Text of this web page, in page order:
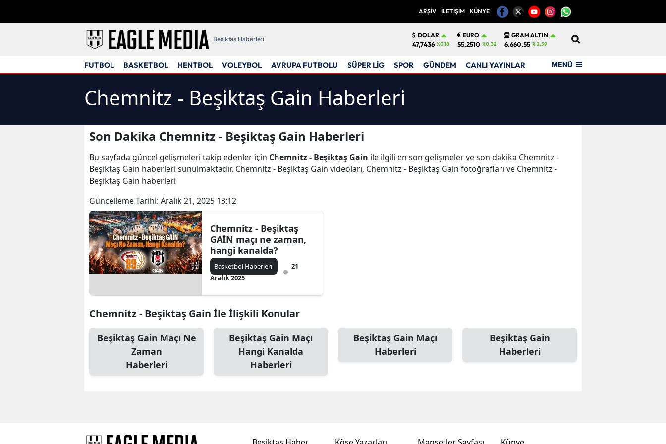
ARŞİV İLETİŞİM KÜNYE
Beşiktaş Haberleri
DOLAR
47,7436 %0.18
EURO
55,2510 %0.32
GRAM ALTIN
6.660,55 % 2,59
FUTBOL BASKETBOL HENTBOL VOLEYBOL AVRUPA FUTBOLU SÜPER LİG SPOR GÜNDEM CANLI YAYINLAR MENÜ
Chemnitz - Beşiktaş Gain Haberleri
Son Dakika Chemnitz - Beşiktaş Gain Haberleri
Bu sayfada güncel gelişmeleri takip edenler için Chemnitz - Beşiktaş Gain ile ilgili en son gelişmeler ve son dakika Chemnitz -
Beşiktaş Gain haberleri sunulmaktadır. Chemnitz - Beşiktaş Gain videoları, Chemnitz - Beşiktaş Gain fotoğrafları ve Chemnitz -
Beşiktaş Gain haberleri
Güncelleme Tarihi: Aralık 21, 2025 13:12
Chemnitz - Beşiktaş
GAİN maçı ne zaman,
hangi kanalda?
Basketbol Haberleri
21
Aralık 2025
Chemnitz - Beşiktaş Gain İle İlişkili Konular
Beşiktaş Gain Maçı Ne
Zaman
Haberleri
Beşiktaş Gain Maçı
Hangi Kanalda
Haberleri
Beşiktaş Gain Maçı
Haberleri
Beşiktaş Gain
Haberleri